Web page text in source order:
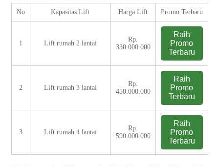
No Kapasitas Lift Harga Lift Promo Terbaru
1 Lift rumah 2 lantai
Rp.
330.000.000
Raih
Promo
Terbaru
2 Lift rumah 3 lantai
Rp.
450.000.000
Raih
Promo
Terbaru
3 Lift rumah 4 lantai
Rp.
590.000.000
Raih
Promo
Terbaru